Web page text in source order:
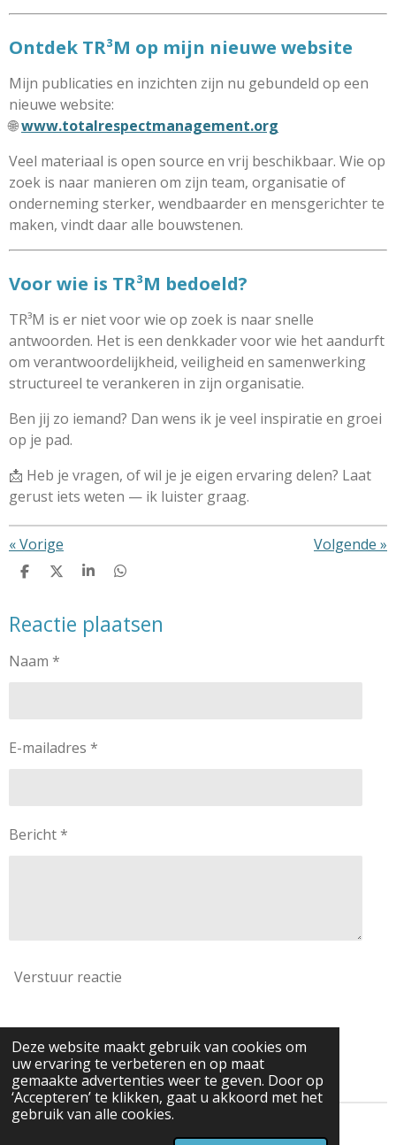
Deze website maakt gebruik van cookies om
uw ervaring te verbeteren en op maat
gemaakte advertenties weer te geven. Door op
‘Accepteren’ te klikken, gaat u akkoord met het
gebruik van alle cookies.
Ontdek TR³M op mijn nieuwe website
Mijn publicaties en inzichten zijn nu gebundeld op een
nieuwe website:
🌐www.totalrespectmanagement.org
Veel materiaal is open source en vrij beschikbaar. Wie op
zoek is naar manieren om zijn team, organisatie of
onderneming sterker, wendbaarder en mensgerichter te
maken, vindt daar alle bouwstenen.
Voor wie is TR³M bedoeld?
TR³M is er niet voor wie op zoek is naar snelle
antwoorden. Het is een denkkader voor wie het aandurft
om verantwoordelijkheid, veiligheid en samenwerking
structureel te verankeren in zijn organisatie.
Ben jij zo iemand? Dan wens ik je veel inspiratie en groei
op je pad.
📩 Heb je vragen, of wil je je eigen ervaring delen? Laat
gerust iets weten — ik luister graag.
«Vorige Volgende »
D
e
n
D
l
S
r
e
D
e
n
Reactie plaatsen
Naam *
E-mailadres *
Bericht *
Verstuur reactie
Reacties
Er zijn geen reacties geplaatst.